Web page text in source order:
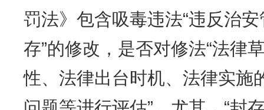
罚法》包含吸毒违法“违反治
存”的修改，是否对修法“法律
性、法律出台时机、法律实施